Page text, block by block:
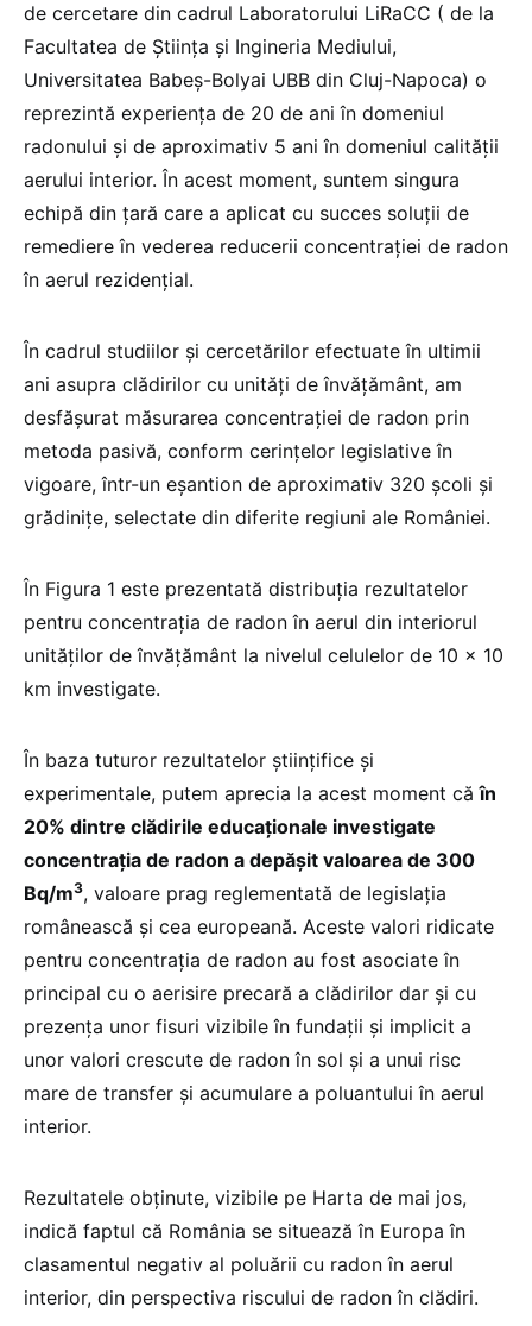
de cercetare din cadrul Laboratorului LiRaCC ( de la
Facultatea de Ştiinţa şi Ingineria Mediului,
Universitatea Babeş-Bolyai UBB din Cluj-Napoca) o
reprezintă experienţa de 20 de ani în domeniul
radonului şi de aproximativ 5 ani în domeniul calităţii
aerului interior. În acest moment, suntem singura
echipă din ţară care a aplicat cu succes soluţii de
remediere în vederea reducerii concentraţiei de radon
în aerul rezidenţial.
În cadrul studiilor şi cercetărilor efectuate în ultimii
ani asupra clădirilor cu unităţi de învăţământ, am
desfăşurat măsurarea concentraţiei de radon prin
metoda pasivă, conform cerinţelor legislative în
vigoare, într-un eşantion de aproximativ 320 şcoli şi
grădiniţe, selectate din diferite regiuni ale României.
În Figura 1 este prezentată distribuţia rezultatelor
pentru concentraţia de radon în aerul din interiorul
unităţilor de învăţământ la nivelul celulelor de 10 x 10
km investigate.
În baza tuturor rezultatelor ştiinţifice şi
experimentale, putem aprecia la acest moment căîn
20% dintre clădirile educaţionale investigate
concentraţia de radon a depăşit valoarea de 300
Bq/m3, valoare prag reglementată de legislaţia
românească şi cea europeană. Aceste valori ridicate
pentru concentraţia de radon au fost asociate în
principal cu o aerisire precară a clădirilor dar şi cu
prezenţa unor fisuri vizibile în fundaţii şi implicit a
unor valori crescute de radon în sol şi a unui risc
mare de transfer şi acumulare a poluantului în aerul
interior.
Rezultatele obţinute, vizibile pe Harta de mai jos,
indică faptul că România se situează în Europa în
clasamentul negativ al poluării cu radon în aerul
interior, din perspectiva riscului de radon în clădiri.